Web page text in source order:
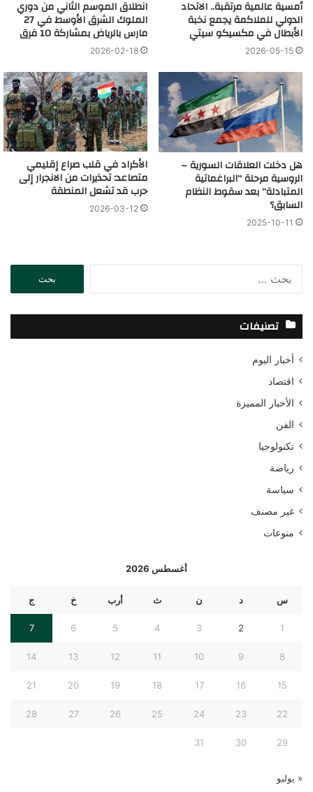
أمسية عالمية مرتقبة.. الاتحاد
الدولي للملاكمة يجمع نخبة
الأبطال في مكسيكو سيتي
2026-05-15
انطلاق الموسم الثاني من دوري
الملوك الشرق الأوسط في 27
مارس بالرياض بمشاركة 10 فرق
2026-02-18
هل دخلت العلاقات السورية –
الروسية مرحلة “البراغماتية
المتبادلة” بعد سقوط النظام
السابق؟
2025-10-11
الأكراد في قلب صراع إقليمي
متصاعد: تحذيرات من الانجرار إلى
حرب قد تشعل المنطقة
2026-03-12
ح
تصنيفات
أخبار اليوم
اقتصاد
الأخبار المميزة
الفن
تكنولوجيا
رياضة
سياسة
غير مصنف
منوعات
أغسطس 2026
س د ن ث أرب خ ج
1
2
3
4
5
6
7
8
9
10
11
12
13
14
15
16
17
18
19
20
21
22
23
24
25
26
27
28
29
30
31
« يوليو